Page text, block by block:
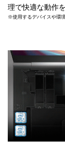
理で快適な動作
※使用するデバイスや環